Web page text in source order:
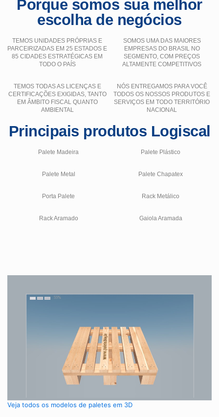
Porque somos sua melhor
escolha de negócios
TEMOS UNIDADES PRÓPRIAS E
PARCEIRIZADAS EM 25 ESTADOS E
85 CIDADES ESTRATÉGICAS EM
TODO O PAÍS
SOMOS UMA DAS MAIORES
EMPRESAS DO BRASIL NO
SEGMENTO, COM PREÇOS
ALTAMENTE COMPETITIVOS
TEMOS TODAS AS LICENÇAS E
CERTIFICAÇÕES EXIGIDAS, TANTO
EM ÂMBITO FISCAL QUANTO
AMBIENTAL
NÓS ENTREGAMOS PARA VOCÊ
TODOS OS NOSSOS PRODUTOS E
SERVIÇOS EM TODO TERRITÓRIO
NACIONAL
Principais produtos Logiscal
Palete Madeira Palete Plástico
Palete Metal Palete Chapatex
Porta Palete Rack Metálico
Rack Aramado Gaiola Aramada
Veja todos os modelos de paletes em 3D